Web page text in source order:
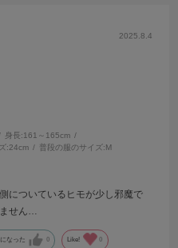
2025.8.4
身長:161～165cm
:24cm 普段の服のサイズ:M
についているヒモが少し邪魔で
ません…
なった 0 Like! 0